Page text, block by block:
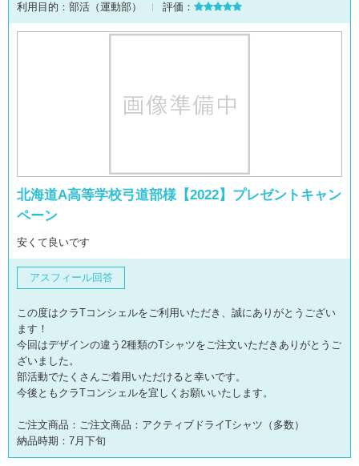
利用目的： 部活（運動部） 評価：
北海道A高等学校弓道部様【2022】プレゼントキャン
ペーン
安くて良いです
アスフィール回答
この度はクラTコンシェルをご利用いただき、誠にありがとうござい
ます！
今回はデザインの違う2種類のTシャツをご注文いただきありがとうご
ざいました。
部活動でたくさんご着用いただけると幸いです。
今後ともクラTコンシェルを宜しくお願いいたします。
ご注文商品：ご注文商品：アクティブドライTシャツ（多数）
納品時期：7月下旬